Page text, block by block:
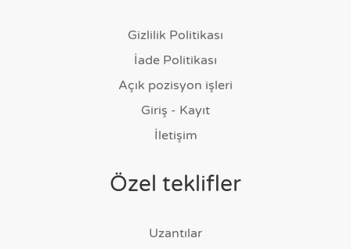
Gizlilik Politikası
İade Politikası
Açık pozisyon işleri
Giriş - Kayıt
İletişim
Özel teklifler
Uzantılar